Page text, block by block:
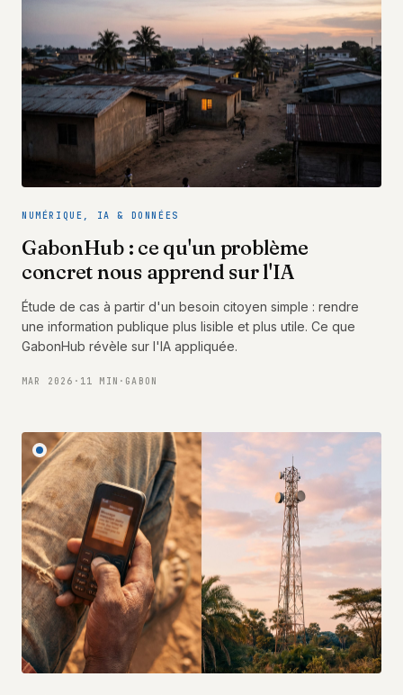
NUMÉRIQUE, IA & DONNÉES
GabonHub : ce qu'un problème
concret nous apprend sur l'IA
Étude de cas à partir d'un besoin citoyen simple : rendre
une information publique plus lisible et plus utile. Ce que
GabonHub révèle sur l'IA appliquée.
MAR 2026 · 11 MIN · GABON